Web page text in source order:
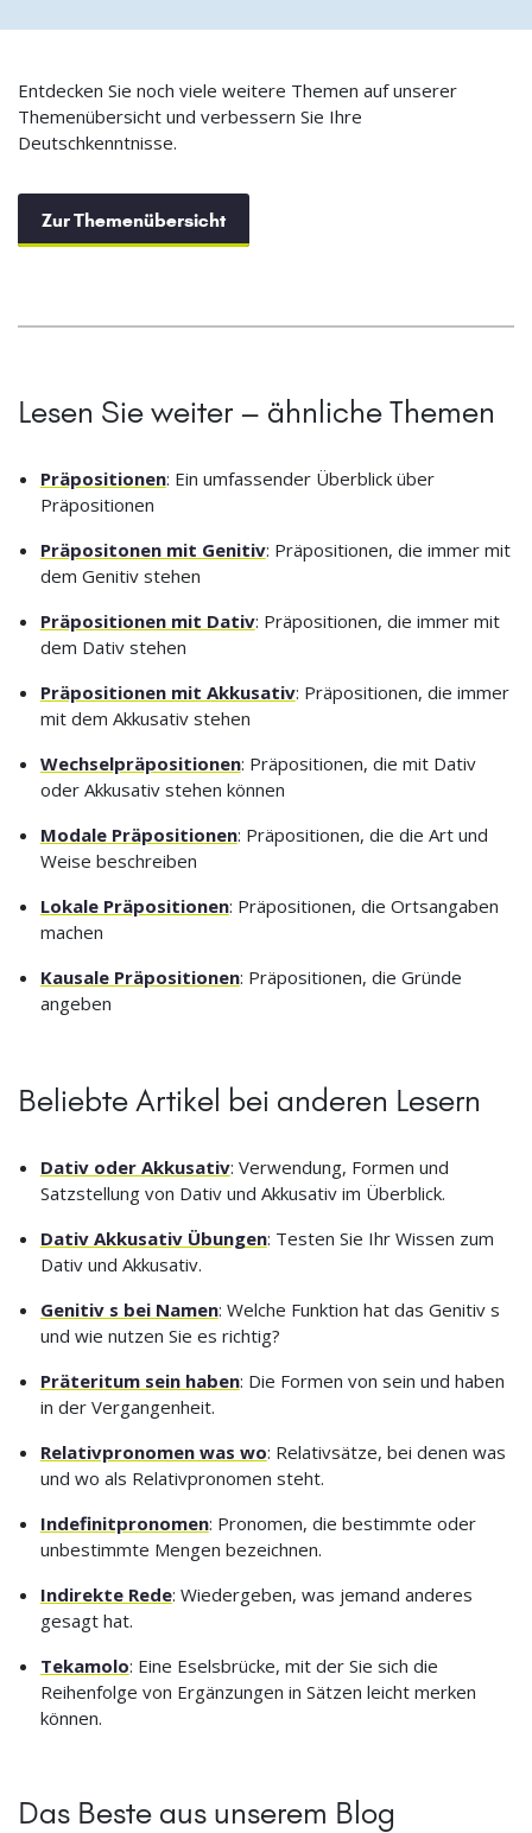
Entdecken Sie noch viele weitere Themen auf unserer
Themenübersicht und verbessern Sie Ihre
Deutschkenntnisse.
Zur Themenübersicht
Lesen Sie weiter – ähnliche Themen
Präpositionen: Ein umfassender Überblick über
Präpositionen
Präpositonen mit Genitiv: Präpositionen, die immer mit
dem Genitiv stehen
Präpositionen mit Dativ: Präpositionen, die immer mit
dem Dativ stehen
Präpositionen mit Akkusativ: Präpositionen, die immer
mit dem Akkusativ stehen
Wechselpräpositionen: Präpositionen, die mit Dativ
oder Akkusativ stehen können
Modale Präpositionen: Präpositionen, die die Art und
Weise beschreiben
Lokale Präpositionen: Präpositionen, die Ortsangaben
machen
Kausale Präpositionen: Präpositionen, die Gründe
angeben
Beliebte Artikel bei anderen Lesern
Dativ oder Akkusativ: Verwendung, Formen und
Satzstellung von Dativ und Akkusativ im Überblick.
Dativ Akkusativ Übungen: Testen Sie Ihr Wissen zum
Dativ und Akkusativ.
Genitiv s bei Namen: Welche Funktion hat das Genitiv s
und wie nutzen Sie es richtig?
Präteritum sein haben: Die Formen von sein und haben
in der Vergangenheit.
Relativpronomen was wo: Relativsätze, bei denen was
und wo als Relativpronomen steht.
Indefinitpronomen: Pronomen, die bestimmte oder
unbestimmte Mengen bezeichnen.
Indirekte Rede: Wiedergeben, was jemand anderes
gesagt hat.
Tekamolo: Eine Eselsbrücke, mit der Sie sich die
Reihenfolge von Ergänzungen in Sätzen leicht merken
können.
Das Beste aus unserem Blog